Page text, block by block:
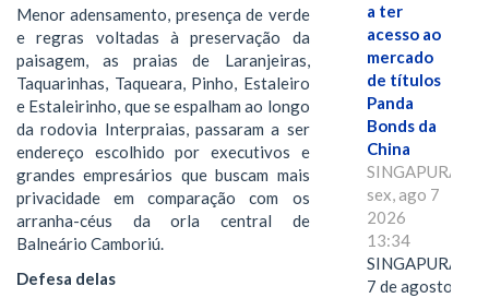
Menor adensamento, presença de verde
e regras voltadas à preservação da
paisagem, as praias de Laranjeiras,
Taquarinhas, Taqueara, Pinho, Estaleiro
e Estaleirinho, que se espalham ao longo
da rodovia Interpraias, passaram a ser
endereço escolhido por executivos e
grandes empresários que buscam mais
privacidade em comparação com os
arranha-céus da orla central de
Balneário Camboriú.
Defesa delas
a ter
acesso ao
mercado
de títulos
Panda
Bonds da
China
SINGAPURA,
sex, ago 7
2026
13:34
SINGAPURA,
7 de agosto de